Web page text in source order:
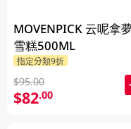
MOVENPICK 云呢拿
雪糕500ML
指定分類9折
$95.00
$82.00